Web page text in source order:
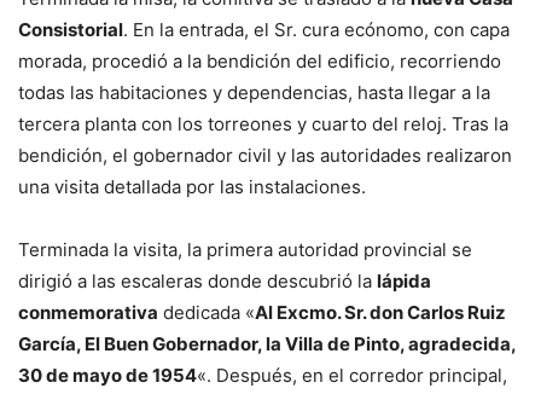
Consistorial. En la entrada, el Sr. cura ecónomo, con capa
morada, procedió a la bendición del edificio, recorriendo
todas las habitaciones y dependencias, hasta llegar a la
tercera planta con los torreones y cuarto del reloj. Tras la
bendición, el gobernador civil y las autoridades realizaron
una visita detallada por las instalaciones.
Terminada la visita, la primera autoridad provincial se
dirigió a las escaleras donde descubrió la lápida
conmemorativa dedicada «Al Excmo. Sr. don Carlos Ruiz
García, El Buen Gobernador, la Villa de Pinto, agradecida,
30 de mayo de 1954«. Después, en el corredor principal,